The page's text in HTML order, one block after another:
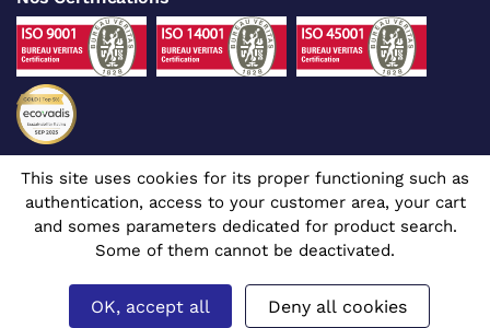
Suivez-nous sur les réseaux sociaux
Site dédié aux professionnels
This site uses cookies for its proper functioning such as
authentication, access to your customer area, your cart
and somes parameters dedicated for product search.
Some of them cannot be deactivated.
OK, accept all Deny all cookies